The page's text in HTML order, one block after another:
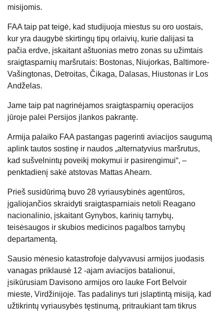
misijomis.
FAA taip pat teigė, kad studijuoja miestus su oro uostais,
kur yra daugybė skirtingų tipų orlaivių, kurie dalijasi ta
pačia erdve, įskaitant aštuonias metro zonas su užimtais
sraigtasparnių maršrutais: Bostonas, Niujorkas, Baltimore-
Vašingtonas, Detroitas, Čikaga, Dalasas, Hiustonas ir Los
Andželas.
Jame taip pat nagrinėjamos sraigtasparnių operacijos
jūroje palei Persijos įlankos pakrantę.
Armija palaiko FAA pastangas pagerinti aviacijos saugumą
aplink tautos sostinę ir naudos „alternatyvius maršrutus,
kad sušvelnintų poveikį mokymui ir pasirengimui“, –
penktadienį sakė atstovas Mattas Ahearn.
Prieš susidūrimą buvo 28 vyriausybinės agentūros,
įgaliojančios skraidyti sraigtasparniais netoli Reagano
nacionalinio, įskaitant Gynybos, karinių tarnybų,
teisėsaugos ir skubios medicinos pagalbos tarnybų
departamentą.
Sausio mėnesio katastrofoje dalyvavusi armijos juodasis
vanagas priklausė 12 -ajam aviacijos batalionui,
įsikūrusiam Davisono armijos oro lauke Fort Belvoir
mieste, Virdžinijoje. Tas padalinys turi įslaptintą misiją, kad
užtikrintų vyriausybės tęstinumą, pritraukiant tam tikrus